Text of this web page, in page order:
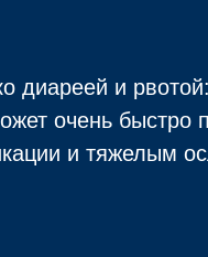
диареей и
очень быстро
и тяжелым